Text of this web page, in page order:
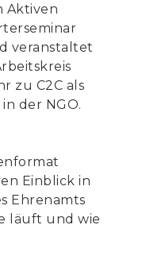
Aktiven
veranstaltet
zu C2C als
der NGO.
Einblick in
Ehrenamts
läuft und wie